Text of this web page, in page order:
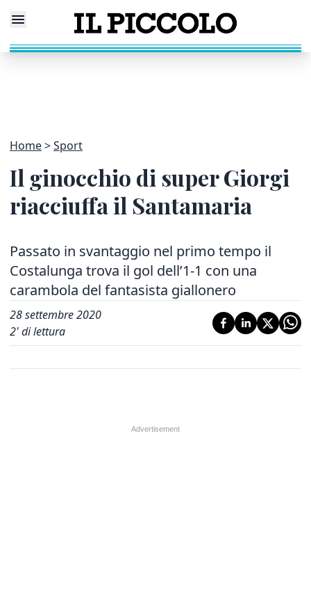
Home Sport
Il ginocchio di super Giorgi
riacciuffa il Santamaria
Passato in svantaggio nel primo tempo il
Costalunga trova il gol dell’1-1 con una
carambola del fantasista giallonero
28 settembre 2020
2' di lettura